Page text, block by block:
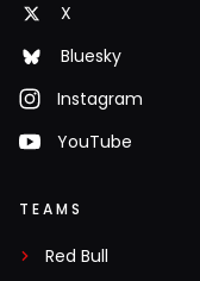
X
Bluesky
Instagram
YouTube
TEAMS
Red Bull